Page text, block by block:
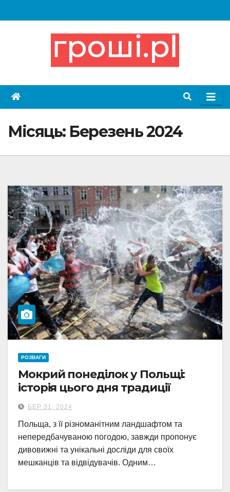
to
Місяць: Березень 2024
РОЗВАГИ
Мокрий понеділок у Польщі:
історія цього дня традиції
БЕР 31, 2024
Польща, з її різноманітним ландшафтом та
непередбачуваною погодою, завжди пропонує
дивовижні та унікальні досліди для своїх
мешканців та відвідувачів. Одним…